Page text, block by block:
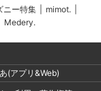
ニー特集 mimot.
Medery.
(アプリ&Web)